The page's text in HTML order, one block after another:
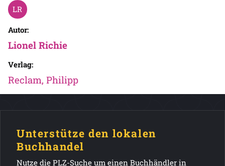
Autor:
Lionel Richie
Verlag:
Reclam, Philipp
Unterstütze den lokalen
Buchhandel
Nutze die PLZ-Suche um einen Buchhändler in